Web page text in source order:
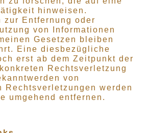
hinweisen.
zur Entfernung oder
von Informationen
Gesetzen bleiben
Eine diesbezügliche
erst ab dem Zeitpunkt der
Rechtsverletzung
von
Rechtsverletzungen werden
umgehend entfernen.